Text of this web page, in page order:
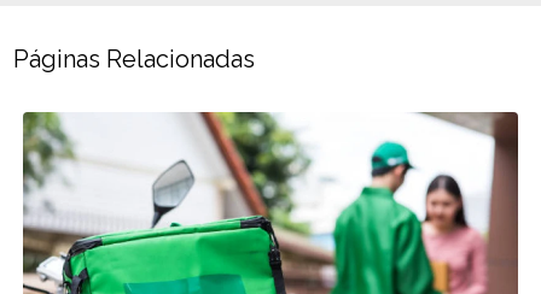
Páginas Relacionadas